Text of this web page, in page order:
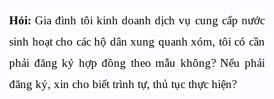
Hỏi: Gia đình tôi kinh doanh dịch vụ cung cấp nước
sinh hoạt cho các hộ dân xung quanh xóm, tôi có cần
phải đăng ký hợp đồng theo mẫu không? Nếu phải
đăng ký, xin cho biết trình tự, thủ tục thực hiện?